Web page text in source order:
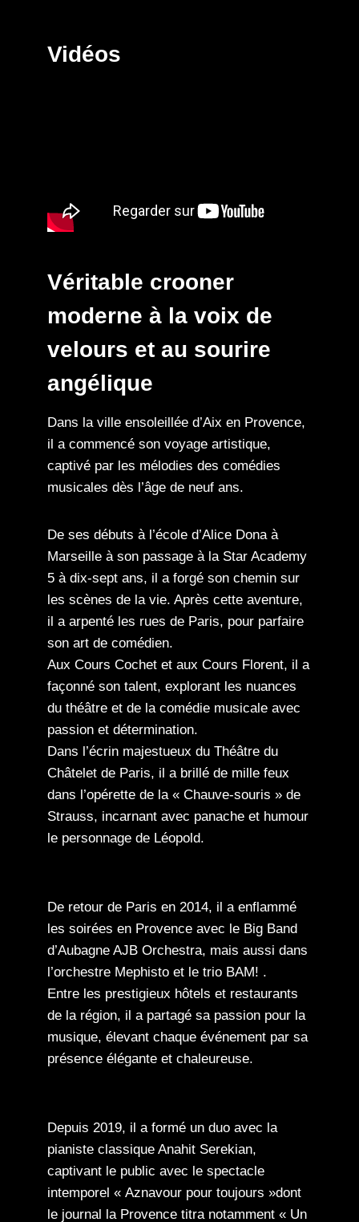
Vidéos
Véritable crooner
moderne à la voix de
velours et au sourire
angélique
Dans la ville ensoleillée d’Aix en Provence,
il a commencé son voyage artistique,
captivé par les mélodies des comédies
musicales dès l’âge de neuf ans.
De ses débuts à l’école d’Alice Dona à
Marseille à son passage à la Star Academy
5 à dix-sept ans, il a forgé son chemin sur
les scènes de la vie. Après cette aventure,
il a arpenté les rues de Paris, pour parfaire
son art de comédien.
Aux Cours Cochet et aux Cours Florent, il a
façonné son talent, explorant les nuances
du théâtre et de la comédie musicale avec
passion et détermination.
Dans l’écrin majestueux du Théâtre du
Châtelet de Paris, il a brillé de mille feux
dans l’opérette de la « Chauve-souris » de
Strauss, incarnant avec panache et humour
le personnage de Léopold.
De retour de Paris en 2014, il a enflammé
les soirées en Provence avec le Big Band
d’Aubagne AJB Orchestra, mais aussi dans
l’orchestre Mephisto et le trio BAM! .
Entre les prestigieux hôtels et restaurants
de la région, il a partagé sa passion pour la
musique, élevant chaque événement par sa
présence élégante et chaleureuse.
Depuis 2019, il a formé un duo avec la
pianiste classique Anahit Serekian,
captivant le public avec le spectacle
intemporel « Aznavour pour toujours »dont
le journal la Provence titra notamment « Un